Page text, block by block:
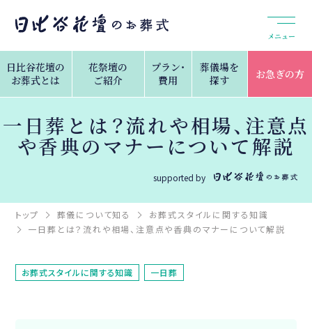
メニュー
日比谷花壇の
お葬式とは
花祭壇の
ご紹介
プラン・
費用
葬儀場を
探す
お急ぎの方
一日葬とは？流れや相場、注意点
や香典のマナーについて解説
supported by
トップ 葬儀について知る
お葬式スタイルに関する知識
一日葬とは？流れや相場、注意点や香典のマナーについて解説
お葬式スタイルに関する知識 一日葬